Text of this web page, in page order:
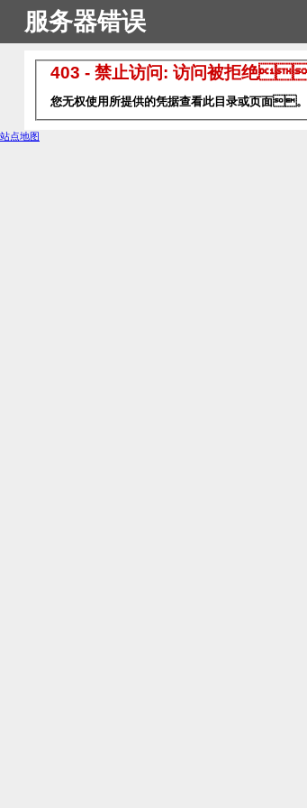
服务器错误
403 - 禁止访问: 访问被拒绝
您无权使用所提供的凭据查看此目录或页
站点地图